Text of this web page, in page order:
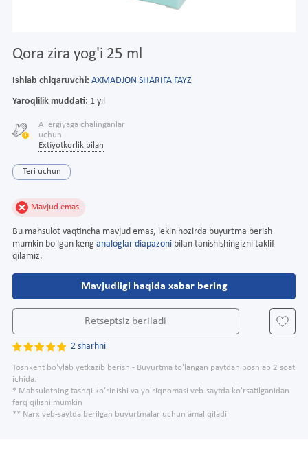
Qora zira yog'i 25 ml
Ishlab chiqaruvchi: AXMADJON SHARIFA FAYZ
Yaroqlilik muddati: 1 yil
Allergiyaga chalinganlar
uchun
Extiyotkorlik bilan
Teri uchun
Mavjud emas
Bu mahsulot vaqtincha mavjud emas, lekin hozirda buyurtma berish
mumkin bo'lgan keng analoglar diapazoni bilan tanishishingizni taklif
qilamiz.
Mavjudligi haqida xabar bering
Retseptsiz beriladi
2 sharhni
Toshkent bo'ylab yetkazib berish - Buyurtma to'langan paytdan boshlab 2 soat
ichida.
* Mahsulotning tashqi ko'rinishi va yo'riqnomasi veb-saytda ko'rsatilganidan
farq qilishi mumkin
** Narx veb-saytda berilgan buyurtmalar uchun amal qiladi